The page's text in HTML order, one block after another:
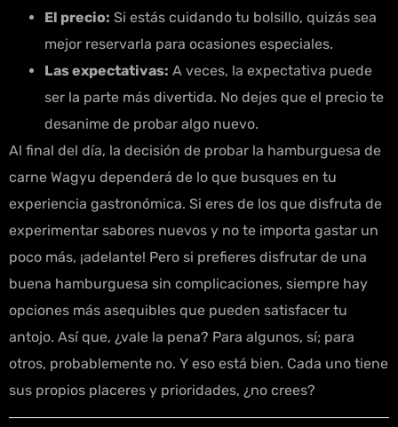
El precio: Si estás cuidando tu bolsillo, quizás sea
mejor reservarla para ocasiones especiales.
Las expectativas: A veces, la expectativa puede
ser la parte más divertida. No dejes que el precio te
desanime de probar algo nuevo.
Al final del día, la decisión de probar la hamburguesa de
carne Wagyu dependerá de lo que busques en tu
experiencia gastronómica. Si eres de los que disfruta de
experimentar sabores nuevos y no te importa gastar un
poco más, ¡adelante! Pero si prefieres disfrutar de una
buena hamburguesa sin complicaciones, siempre hay
opciones más asequibles que pueden satisfacer tu
antojo. Así que, ¿vale la pena? Para algunos, sí; para
otros, probablemente no. Y eso está bien. Cada uno tiene
sus propios placeres y prioridades, ¿no crees?